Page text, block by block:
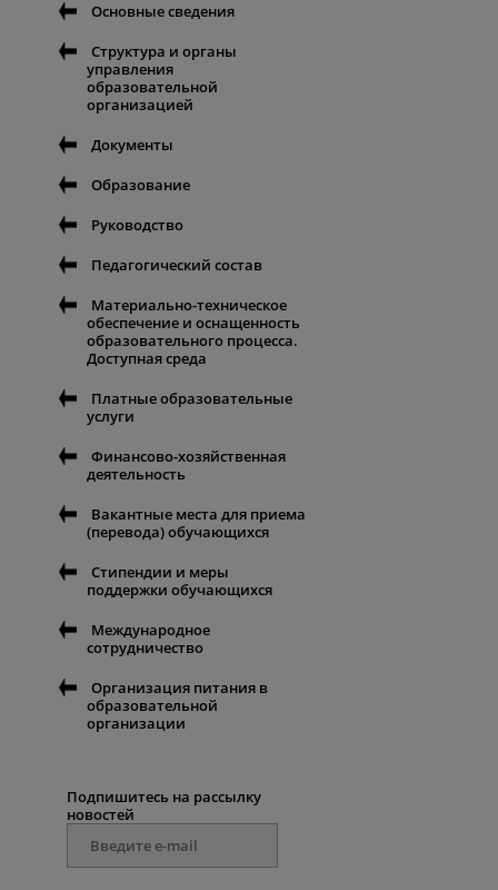
Основные сведения
Структура и органы
управления
образовательной
организацией
Документы
Образование
Руководство
Педагогический состав
Материально-техническое
обеспечение и оснащенность
образовательного процесса.
Доступная среда
Платные образовательные
услуги
Финансово-хозяйственная
деятельность
Вакантные места для приема
(перевода) обучающихся
Стипендии и меры
поддержки обучающихся
Международное
сотрудничество
Организация питания в
образовательной
организации
Подпишитесь на рассылку
новостей